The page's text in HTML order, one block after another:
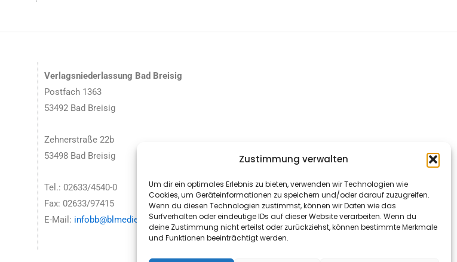
Zustimmung verwalten
Um dir ein optimales Erlebnis zu bieten, verwenden wir Technologien wie
Cookies, um Geräteinformationen zu speichern und/oder darauf zuzugreifen.
Wenn du diesen Technologien zustimmst, können wir Daten wie das
Surfverhalten oder eindeutige IDs auf dieser Website verarbeiten. Wenn du
deine Zustimmung nicht erteilst oder zurückziehst, können bestimmte Merkmale
und Funktionen beeinträchtigt werden.
Verlagsniederlassung Bad Breisig
Postfach 1363
53492 Bad Breisig
Zehnerstraße 22b
53498 Bad Breisig
Tel.: 02633/4540-0
Fax: 02633/97415
E-Mail: infobb@blmedien.de